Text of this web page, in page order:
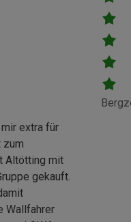
für
zum
mit
Wallfahrer